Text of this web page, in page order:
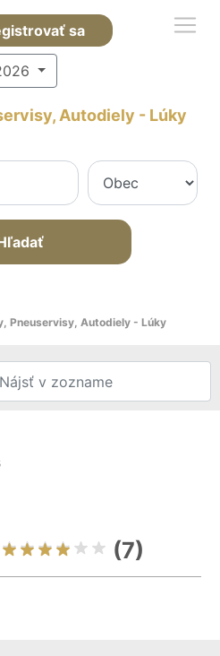
sa
Autodiely - Lúky
Pneuservisy, Autodiely - Lúky
(7)